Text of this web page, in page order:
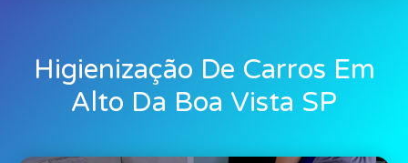
Higienização De Carros Em
Alto Da Boa Vista SP